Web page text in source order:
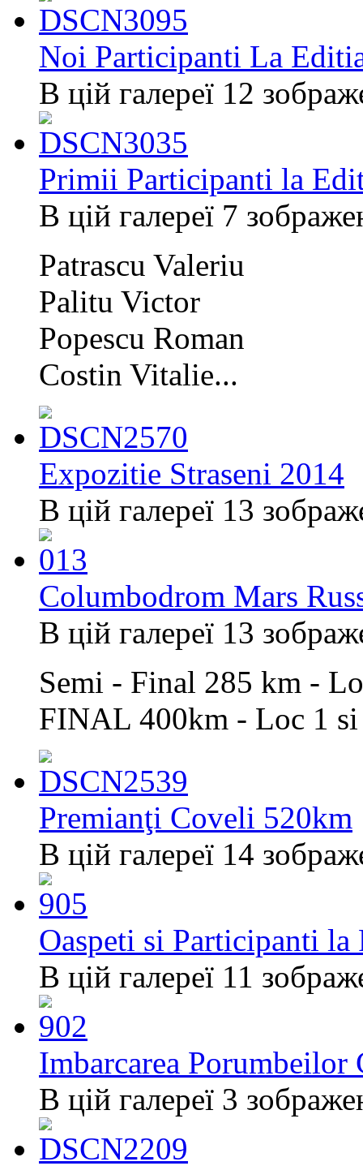
Noi Participanti La
В цій галереї 12
Primii Participanti la
В цій галереї 7
Patrascu Valeriu
Palitu Victor
Popescu Roman
Costin Vitalie...
Expozitie Straseni 2014
В цій галереї 13
Columbodrom Mars
В цій галереї 13
Semi - Final 285 km -
FINAL 400km - Loc 1
Premianţi Coveli 520km
В цій галереї 14
Oaspeti si Participanti
В цій галереї 11
Imbarcarea
В цій галереї 3